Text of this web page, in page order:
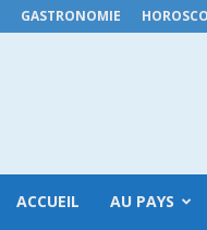
GASTRONOMIE
ACCUEIL AU PAYS